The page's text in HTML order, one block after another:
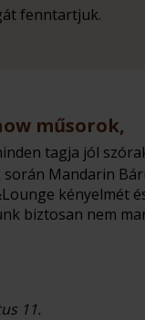
fenntartjuk.
műsorok,
tagja jól
során Mandarin
kényelmét
biztosan nem
11.